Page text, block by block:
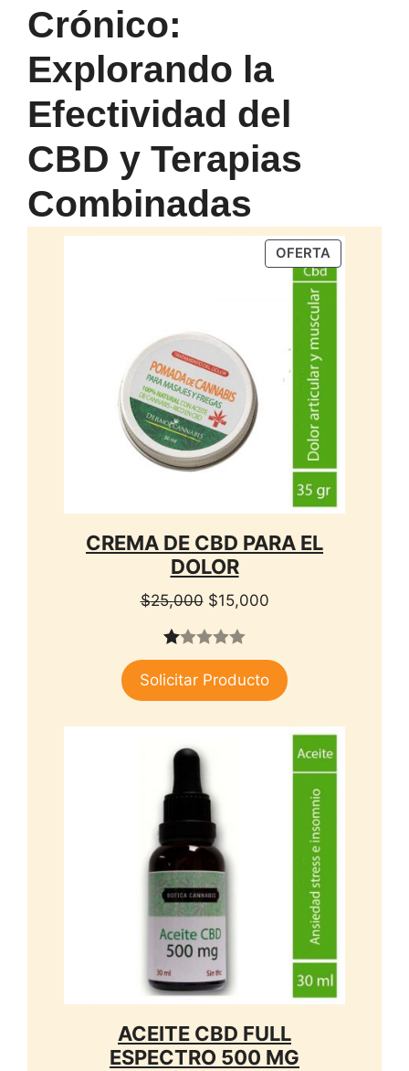
Crónico:
Explorando la
Efectividad del
CBD y Terapias
Combinadas
OFERTAPRODUCTO
EN
CREMA DE CBD PARA EL
DOLOR
$25,000 El
original
$25,000.
$15,000El
es:
$15,000.
1.
00
Solicitar Producto
ACEITE CBD FULL
ESPECTRO 500 MG